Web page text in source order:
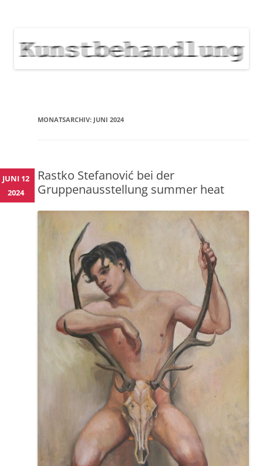
NEWS
MONATSARCHIV: JUNI 2024
Rastko Stefanović bei der
Gruppenausstellung summer heat
JUNI 12
2024